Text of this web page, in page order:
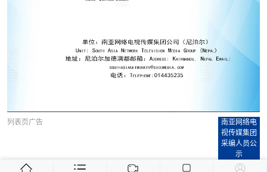
列表页广告
南亚网络电
视传媒集团
采编人员公
示